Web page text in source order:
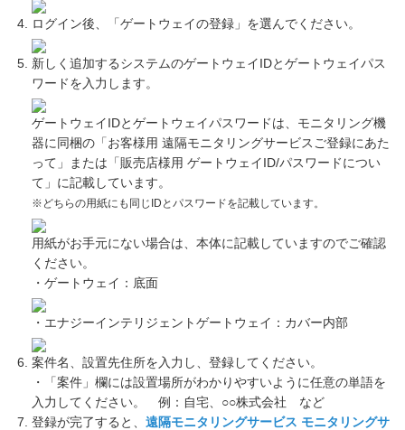
ログイン後、「ゲートウェイの登録」を選んでください。
新しく追加するシステムのゲートウェイIDとゲートウェイパス
ワードを入力します。
ゲートウェイIDとゲートウェイパスワードは、モニタリング機
器に同梱の「お客様用 遠隔モニタリングサービスご登録にあた
って」または「販売店様用 ゲートウェイID/パスワードについ
て」に記載しています。
※どちらの用紙にも同じIDとパスワードを記載しています。
用紙がお手元にない場合は、本体に記載していますのでご確認
ください。
・ゲートウェイ：底面
・エナジーインテリジェントゲートウェイ：カバー内部
案件名、設置先住所を入力し、登録してください。
・「案件」欄には設置場所がわかりやすいように任意の単語を
入力してください。 例：自宅、○○株式会社 など
登録が完了すると、 遠隔モニタリングサービス モニタリングサ